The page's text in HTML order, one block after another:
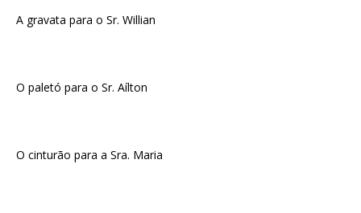
A gravata para o Sr. Willian
O paletó para o Sr. Aílton
O cinturão para a Sra. Maria